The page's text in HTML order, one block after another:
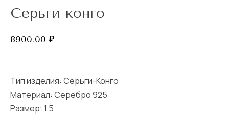
Серьги конго
8900,00 ₽
Тип изделия: Серьги-Конго
Материал: Серебро 925
Размер: 1.5